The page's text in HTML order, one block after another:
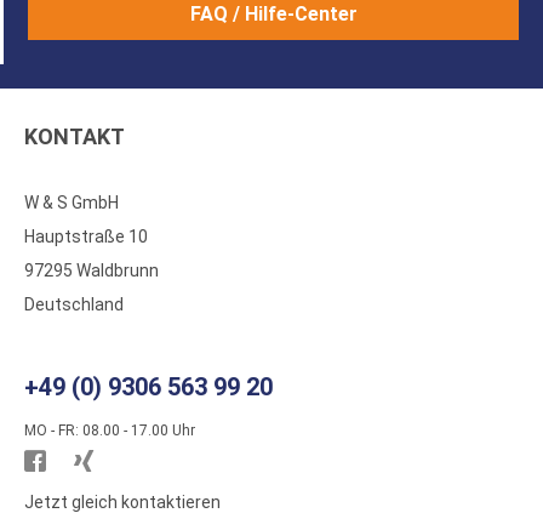
FAQ / Hilfe-Center
KONTAKT
W & S GmbH
Hauptstraße 10
97295 Waldbrunn
Deutschland
+49 (0) 9306 563 99 20
MO - FR: 08.00 - 17.00 Uhr
Besuchen
Sie
Sie
Jetzt gleich kontaktieren